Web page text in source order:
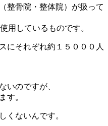
骨院・整体院）が扱って
用しているものです。
にそれぞれ約１５０００人
いのですが、
す。
くないんです。